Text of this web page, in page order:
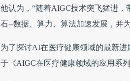
他认为，“随着AIGC技术突飞猛进
石--数据、算力、算法加速发展，并
为了探讨AI在医疗健康领域的最新
于《AIGC在医疗健康领域的应用系列